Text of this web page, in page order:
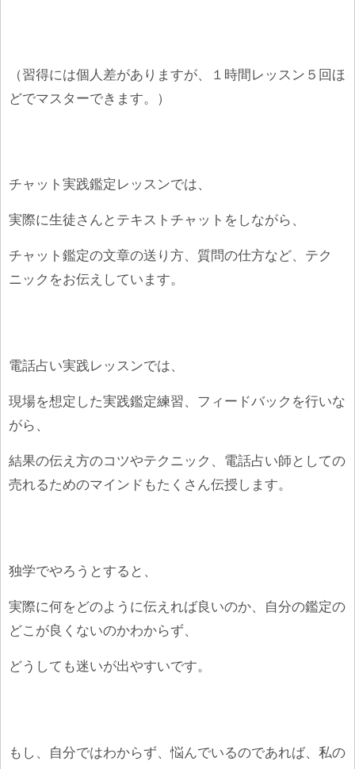
（習得には個人差がありますが、１時間レッスン５回ほ
どでマスターできます。）
チャット実践鑑定レッスンでは、
実際に生徒さんとテキストチャットをしながら、
チャット鑑定の文章の送り方、質問の仕方など、テク
ニックをお伝えしています。
電話占い実践レッスンでは、
現場を想定した実践鑑定練習、フィードバックを行いな
がら、
結果の伝え方のコツやテクニック、電話占い師としての
売れるためのマインドもたくさん伝授します。
独学でやろうとすると、
実際に何をどのように伝えれば良いのか、自分の鑑定の
どこが良くないのかわからず、
どうしても迷いが出やすいです。
もし、自分ではわからず、悩んでいるのであれば、私の